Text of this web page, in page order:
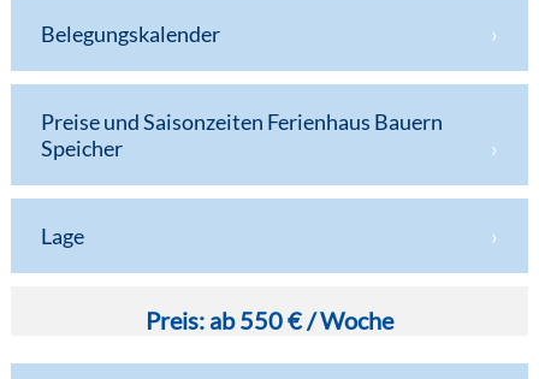
Belegungskalender
Preise und Saisonzeiten Ferienhaus Bauern
Speicher
Lage
Preis: ab 550 € / Woche